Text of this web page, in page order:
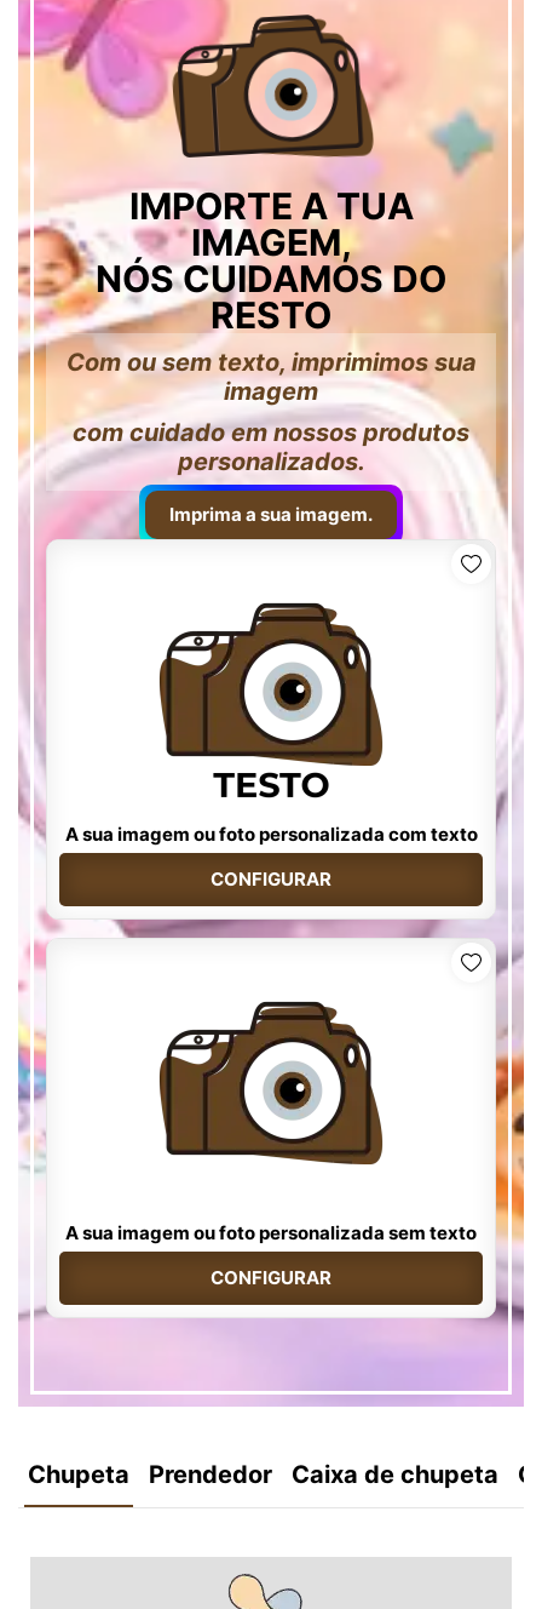
IMPORTE A TUA
IMAGEM,
NÓS CUIDAMOS DO
RESTO
Com ou sem texto, imprimimos sua
imagem
com cuidado em nossos produtos
personalizados.
Imprima a sua imagem.
A sua imagem ou foto personalizada com texto
CONFIGURAR
A sua imagem ou foto personalizada sem texto
CONFIGURAR
Chupeta Prendedor Caixa de chupeta